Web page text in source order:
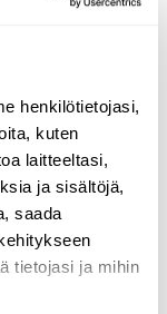
henkilötietojasi,
kuten
laitteeltasi,
ja sisältöjä,
saada
tietojasi ja mihin
toiminnan
erinomaisella
tuottaa
korkeat,
kuin